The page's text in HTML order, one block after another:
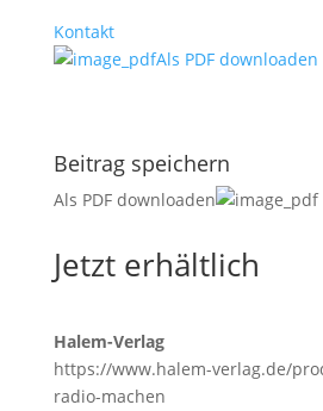
Kontakt
Als PDF downloaden
Beitrag speichern
Als PDF downloaden
Jetzt erhältlich
Halem-Verlag
https://www.halem-verlag.de/
radio-machen